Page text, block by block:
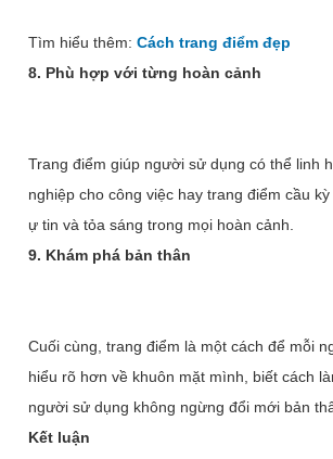
Tìm hiểu thêm:Cách trang điểm đẹp
8. Phù hợp với từng hoàn cảnh
Trang điểm giúp người sử dụng có thể linh
nghiệp cho công việc hay trang điểm cầu
ự tin và tỏa sáng trong mọi hoàn cảnh.
9. Khám phá bản thân
Cuối cùng, trang điểm là một cách để mỗi
hiểu rõ hơn về khuôn mặt mình, biết cách
người sử dụng không ngừng đổi mới bản
Kết luận